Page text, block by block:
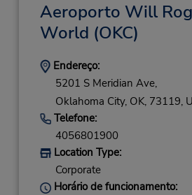
Aeroporto Will
World (OKC)
Endereço:
5201 S Meridian Ave,
Oklahoma City, OK, 73119,
Telefone:
4056801900
Location Type:
Corporate
Horário de funcionamento: